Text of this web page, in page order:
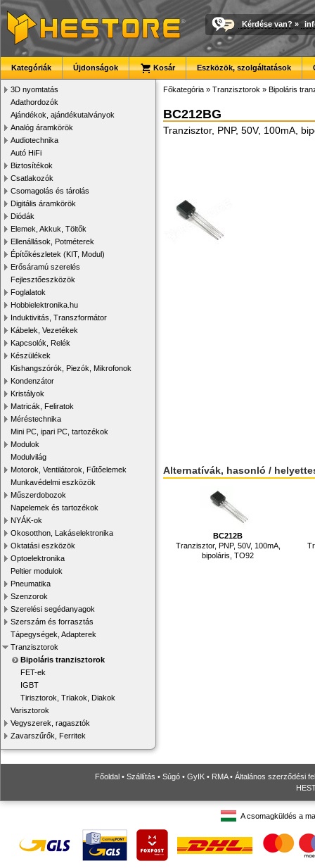
Kérdése van? »
Kategóriák Újdonságok Kosár Eszközök, szolgáltatások
3D nyomtatás
Adathordozók
Ajándékok, ajándékutalványok
Analóg áramkörök
Audiotechnika
Autó HiFi
Biztosítékok
Csatlakozók
Csomagolás és tárolás
Digitális áramkörök
Diódák
Elemek, Akkuk, Töltők
Ellenállások, Potméterek
Építőkészletek (KIT, Modul)
Erősáramú szerelés
Fejlesztőeszközök
Foglalatok
Hobbielektronika.hu
Induktivitás, Transzformátor
Kábelek, Vezetékek
Kapcsolók, Relék
Készülékek
Kishangszórók, Piezók, Mikrofonok
Kondenzátor
Kristályok
Matricák, Feliratok
Méréstechnika
Mini PC, ipari PC, tartozékok
Modulok
Modulvilág
Motorok, Ventilátorok, Fűtőelemek
Munkavédelmi eszközök
Műszerdobozok
Napelemek és tartozékok
NYÁK-ok
Okosotthon, Lakáselektronika
Oktatási eszközök
Optoelektronika
Peltier modulok
Pneumatika
Szenzorok
Szerelési segédanyagok
Szerszám és forrasztás
Tápegységek, Adapterek
Tranzisztorok
Bipoláris tranzisztorok
FET-ek
IGBT
Tirisztorok, Triakok, Diakok
Varisztorok
Vegyszerek, ragasztók
Zavarszűrők, Ferritek
Főkategória » Tranzisztorok » Bipoláris
BC212BG
Tranzisztor, PNP, 50V, 100mA,
Alternatívák, hasonló /
BC212B
Tranzisztor, PNP, 50V, 100mA,
bipoláris, TO92
Főoldal • Szállítás • Súgó • GyIK • RMA• Általános szerződési
A csomagküldés a